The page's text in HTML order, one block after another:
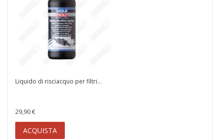
Liquido di risciacquo per filtri...
29,90 €
ACQUISTA